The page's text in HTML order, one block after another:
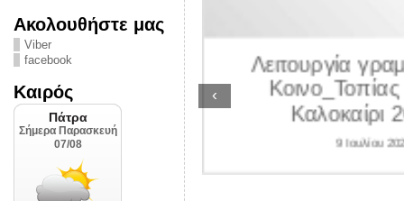
Ακολουθήστε μας
Viber
facebook
Καιρός
2026
Λειτουργία
Κοινο_Τοπίας
Καλοκαίρι
9 Ιουλίου
‹